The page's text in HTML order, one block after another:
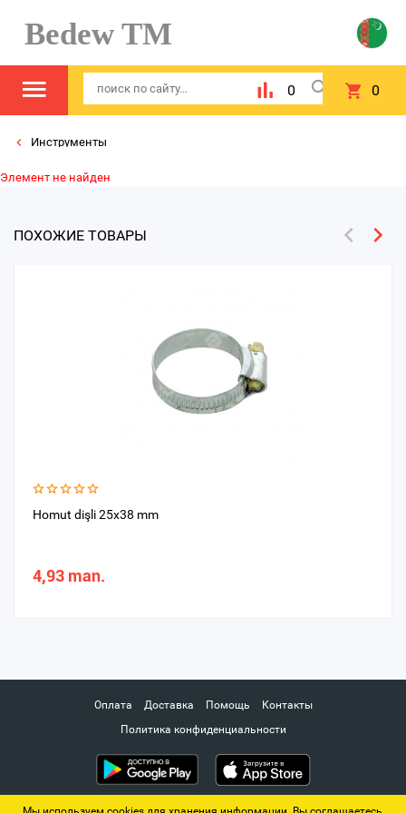
Bedew TM
0 0
Инструменты
Элемент не найден
ПОХОЖИЕ ТОВАРЫ
Homut dişli 25x38 mm
4,93 man.
Оплата Доставка Помощь
Контакты
Политика конфиденциальности